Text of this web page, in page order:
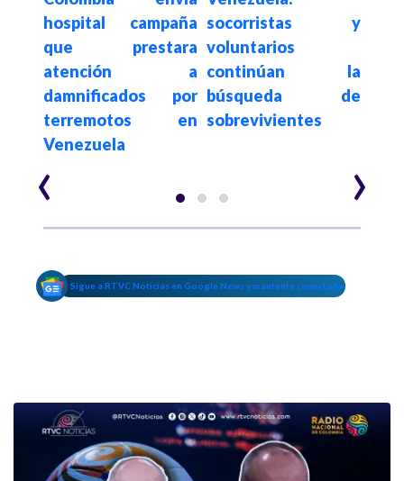
hospital campaña
que prestara
atención a
damnificados por
terremotos en
Venezuela
socorristas y
voluntarios
continúan la
búsqueda de
sobrevivientes
‹ ›
Sigue a RTVC Noticias en Google News y mantente conectado